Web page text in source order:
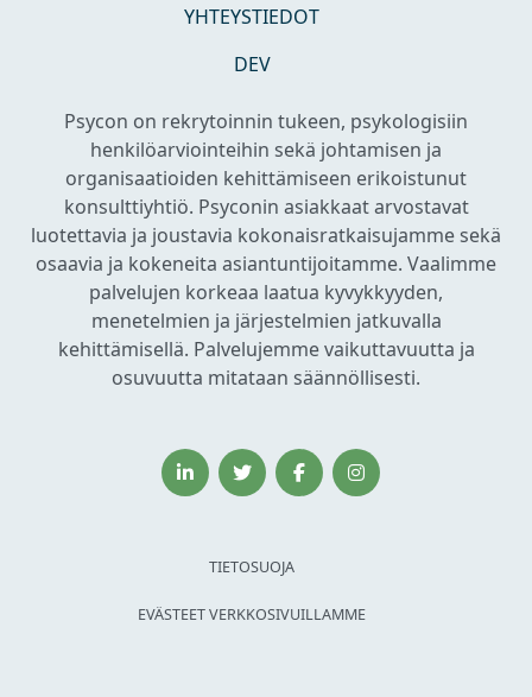
YHTEYSTIEDOT
DEV
Psycon on rekrytoinnin tukeen, psykologisiin
henkilöarviointeihin sekä johtamisen ja
organisaatioiden kehittämiseen erikoistunut
konsulttiyhtiö. Psyconin asiakkaat arvostavat
luotettavia ja joustavia kokonaisratkaisujamme sekä
osaavia ja kokeneita asiantuntijoitamme. Vaalimme
palvelujen korkeaa laatua kyvykkyyden,
menetelmien ja järjestelmien jatkuvalla
kehittämisellä. Palvelujemme vaikuttavuutta ja
osuvuutta mitataan säännöllisesti.
TIETOSUOJA
EVÄSTEET VERKKOSIVUILLAMME